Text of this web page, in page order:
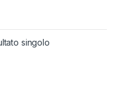
singolo